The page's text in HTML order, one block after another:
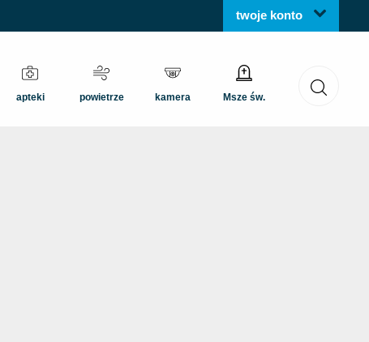
twoje konto
apteki powietrze kamera Msze św.